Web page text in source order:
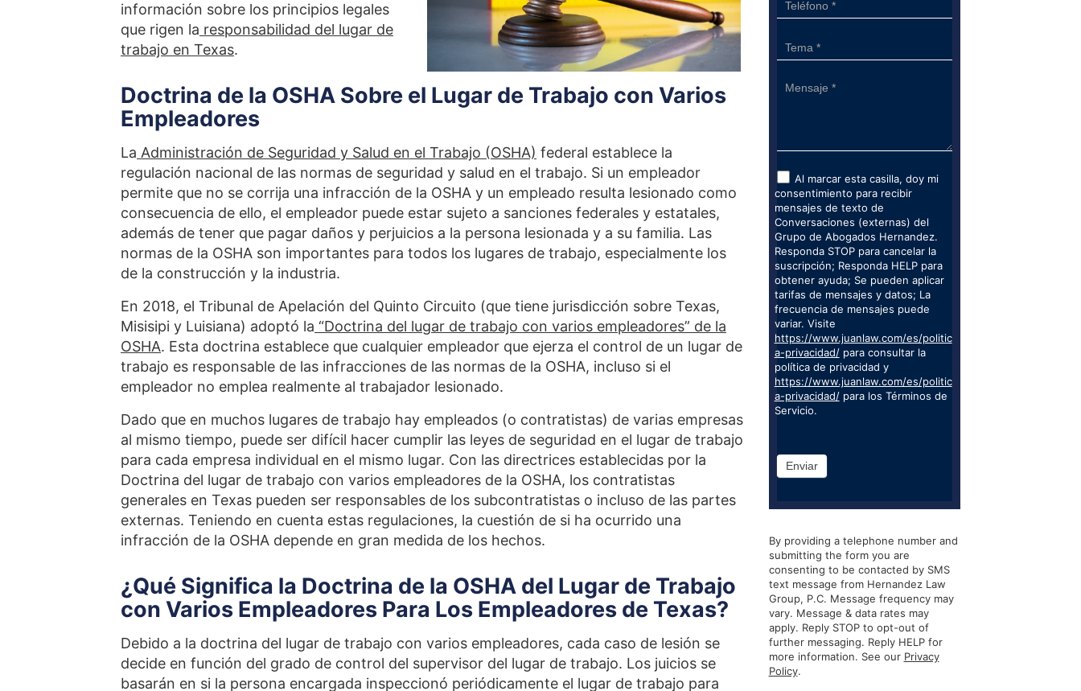
información sobre los principios legales
que rigen la responsabilidad del lugar de
trabajo en Texas.
Doctrina de la OSHA Sobre el Lugar de Trabajo con Varios
Empleadores
La Administración de Seguridad y Salud en el Trabajo (OSHA) federal establece la
regulación nacional de las normas de seguridad y salud en el trabajo. Si un empleador
permite que no se corrija una infracción de la OSHA y un empleado resulta lesionado como
consecuencia de ello, el empleador puede estar sujeto a sanciones federales y estatales,
además de tener que pagar daños y perjuicios a la persona lesionada y a su familia. Las
normas de la OSHA son importantes para todos los lugares de trabajo, especialmente los
de la construcción y la industria.
En 2018, el Tribunal de Apelación del Quinto Circuito (que tiene jurisdicción sobre Texas,
Misisipi y Luisiana) adoptó la “Doctrina del lugar de trabajo con varios empleadores” de la
OSHA. Esta doctrina establece que cualquier empleador que ejerza el control de un lugar de
trabajo es responsable de las infracciones de las normas de la OSHA, incluso si el
empleador no emplea realmente al trabajador lesionado.
Dado que en muchos lugares de trabajo hay empleados (o contratistas) de varias empresas
al mismo tiempo, puede ser difícil hacer cumplir las leyes de seguridad en el lugar de trabajo
para cada empresa individual en el mismo lugar. Con las directrices establecidas por la
Doctrina del lugar de trabajo con varios empleadores de la OSHA, los contratistas
generales en Texas pueden ser responsables de los subcontratistas o incluso de las partes
externas. Teniendo en cuenta estas regulaciones, la cuestión de si ha ocurrido una
infracción de la OSHA depende en gran medida de los hechos.
¿Qué Significa la Doctrina de la OSHA del Lugar de Trabajo
con Varios Empleadores Para Los Empleadores de Texas?
Debido a la doctrina del lugar de trabajo con varios empleadores, cada caso de lesión se
decide en función del grado de control del supervisor del lugar de trabajo. Los juicios se
basarán en si la persona encargada inspeccionó periódicamente el lugar de trabajo para
Al marcar esta casilla, doy mi
consentimiento para recibir
mensajes de texto de
Conversaciones (externas) del
Grupo de Abogados Hernandez.
Responda STOP para cancelar la
suscripción; Responda HELP para
obtener ayuda; Se pueden aplicar
tarifas de mensajes y datos; La
frecuencia de mensajes puede
variar. Visite
https://www.juanlaw.com/es/politic
a-privacidad/para consultar la
política de privacidad y
https://www.juanlaw.com/es/politic
a-privacidad/para los Términos de
Servicio.
Enviar
By providing a telephone number and
submitting the form you are
consenting to be contacted by SMS
text message from Hernandez Law
Group, P.C. Message frequency may
vary. Message & data rates may
apply. Reply STOP to opt-out of
further messaging. Reply HELP for
more information. See our Privacy
Policy.